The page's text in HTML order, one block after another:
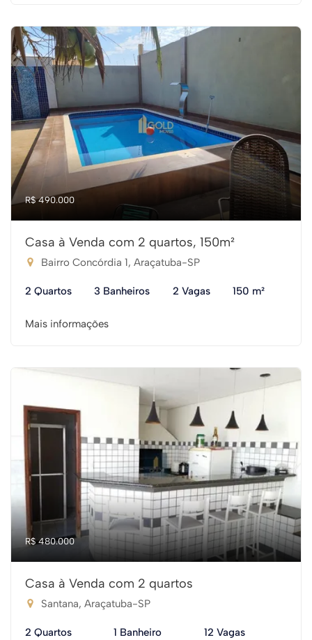
R$ 490.000
Casa à Venda com 2 quartos, 150m²
Bairro Concórdia 1, Araçatuba-SP
2 Quartos 3 Banheiros 2 Vagas 150 m²
Mais informações
R$ 480.000
Casa à Venda com 2 quartos
Santana, Araçatuba-SP
2 Quartos 1 Banheiro 12 Vagas